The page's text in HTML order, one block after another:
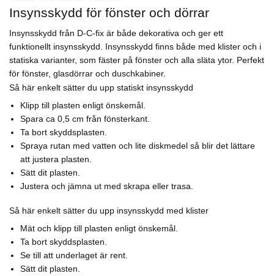
Insynsskydd för fönster och dörrar
Insynsskydd från D-C-fix är både dekorativa och ger ett
funktionellt insynsskydd. Insynsskydd finns både med klister och i
statiska varianter, som fäster på fönster och alla släta ytor. Perfekt
för fönster, glasdörrar och duschkabiner.
Så här enkelt sätter du upp statiskt insynsskydd
Klipp till plasten enligt önskemål.
Spara ca 0,5 cm från fönsterkant.
Ta bort skyddsplasten.
Spraya rutan med vatten och lite diskmedel så blir det lättare
att justera plasten.
Sätt dit plasten.
Justera och jämna ut med skrapa eller trasa.
Så här enkelt sätter du upp insynsskydd med klister
Mät och klipp till plasten enligt önskemål.
Ta bort skyddsplasten.
Se till att underlaget är rent.
Sätt dit plasten.